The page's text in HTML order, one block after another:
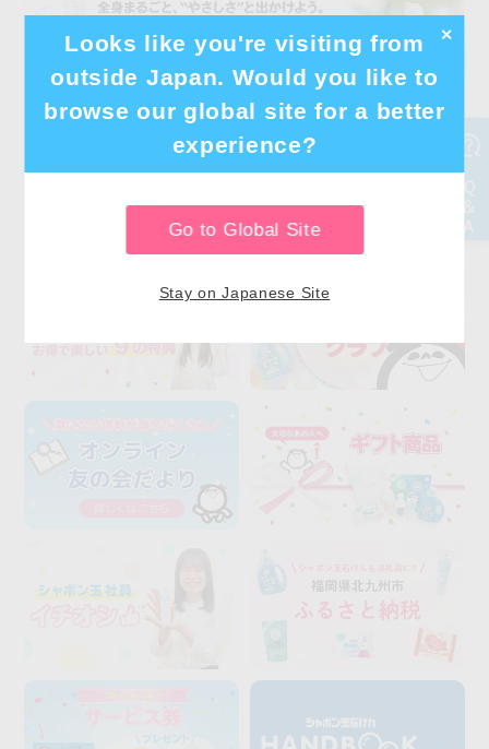
Looks like you're visiting from
outside Japan. Would you like to
browse our global site for a better
experience?
✕
Go to Global Site
Stay on Japanese Site